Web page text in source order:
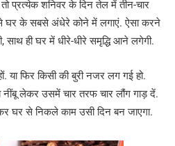
प्रत्येक शनिवर के दिन तेल में तीन-चार
घर के सबसे अंधेरे कोने में लगाएं. ऐसा करने
साथ ही घर में धीरे-धीरे समृद्धि आने लगेगी.
या फिर किसी की बुरी नजर लग गई हो.
नींबू लेकर उसमें चार तरफ चार लौंग गाड़ दें.
घर से निकले काम उसी दिन बन जाएगा.